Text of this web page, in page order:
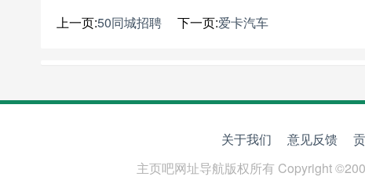
上一页:50同城招聘 下一页:爱卡汽车
关于我们 意见反馈
主页吧网址导航版权所有 Copyright